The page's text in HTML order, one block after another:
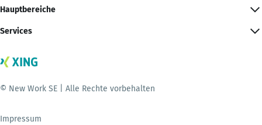
Hauptbereiche
Services
© New Work SE | Alle Rechte vorbehalten
Impressum